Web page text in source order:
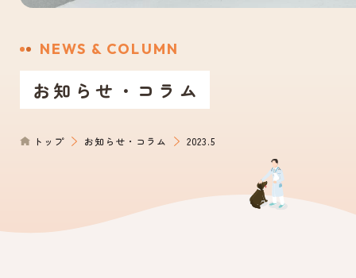
採用情報
0561-39-1172
電話からのご予約
NEWS & COLUMN
お知らせ・コラム
トップ お知らせ・コラム 2023.5